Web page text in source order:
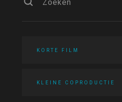
KORTE FILM
KLEINE COPRODUCTIE